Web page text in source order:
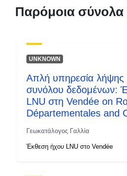
59c7-
4d51-
Τύπος:
Πόρος:
http://
Παρόμοια
UNKNOWN
Απλή υπηρεσία λήψης
συνόλου δεδομένων:
LNU στη Vendée on
Départementales and
Γεωκατάλογος Γαλλία
Έκθεση ήχου LNU στο Vendée